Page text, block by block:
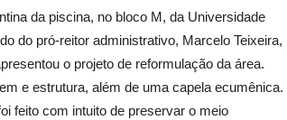
da piscina, no bloco M, da Universidade
do pró-reitor administrativo, Marcelo Teixeira,
o projeto de reformulação da área.
e estrutura, além de uma capela ecumênica.
feito com intuito de preservar o meio